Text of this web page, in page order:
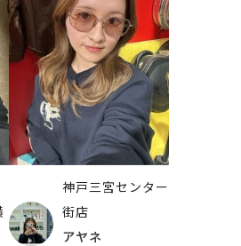
神戸三宮センター
街店
アヤネ